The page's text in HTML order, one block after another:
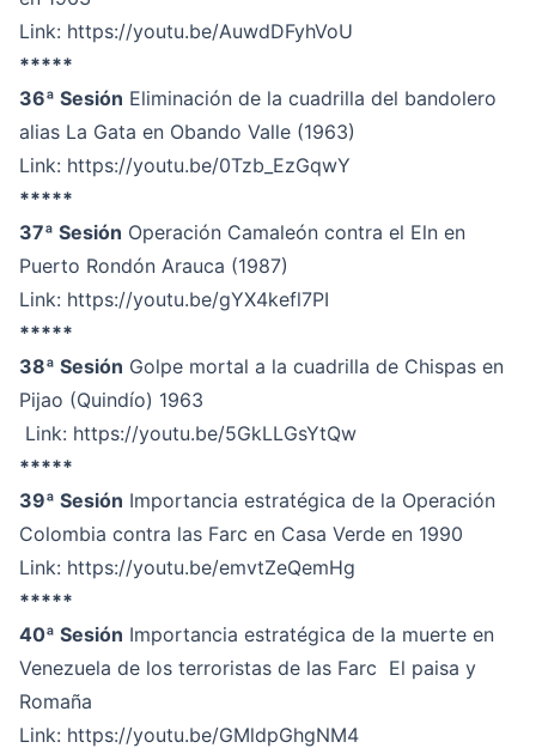
Link: https://youtu.be/AuwdDFyhVoU
*****
36ª Sesión Eliminación de la cuadrilla del bandolero
alias La Gata en Obando Valle (1963)
Link: https://youtu.be/0Tzb_EzGqwY
*****
37ª Sesión Operación Camaleón contra el Eln en
Puerto Rondón Arauca (1987)
Link: https://youtu.be/gYX4kefl7PI
*****
38ª Sesión Golpe mortal a la cuadrilla de Chispas en
Pijao (Quindío) 1963
Link: https://youtu.be/5GkLLGsYtQw
*****
39ª Sesión Importancia estratégica de la Operación
Colombia contra las Farc en Casa Verde en 1990
Link: https://youtu.be/emvtZeQemHg
*****
40ª Sesión Importancia estratégica de la muerte en
Venezuela de los terroristas de las Farc El paisa y
Romaña
Link: https://youtu.be/GMldpGhgNM4